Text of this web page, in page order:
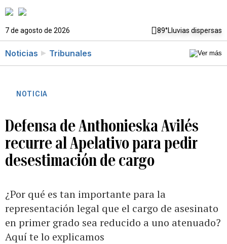
7 de agosto de 2026 89°Lluvias dispersas
Noticias Tribunales
NOTICIA
Defensa de Anthonieska Avilés
recurre al Apelativo para pedir
desestimación de cargo
¿Por qué es tan importante para la
representación legal que el cargo de asesinato
en primer grado sea reducido a uno atenuado?
Aquí te lo explicamos